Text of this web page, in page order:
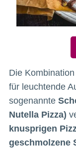
Die
für leuchtende
sogenannte
Nutella Pizza)
knusprigen
geschmolzene